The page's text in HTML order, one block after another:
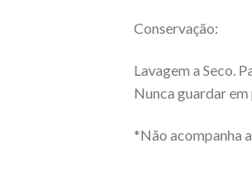
Conservação:
Lavagem a Seco.
Nunca guardar em
*Não acompanha